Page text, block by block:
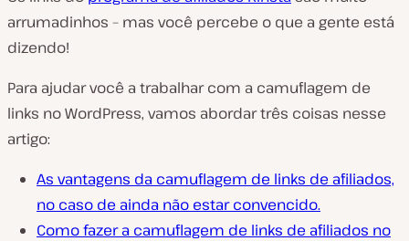
arrumadinhos – mas você percebe o que a gente está
dizendo!
Para ajudar você a trabalhar com a camuflagem de
links no WordPress, vamos abordar três coisas nesse
artigo:
As vantagens da camuflagem de links de afiliados,
no caso de ainda não estar convencido.
Como fazer a camuflagem de links de afiliados no